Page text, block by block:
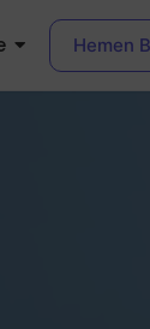
Hemen